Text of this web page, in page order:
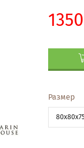
Размер